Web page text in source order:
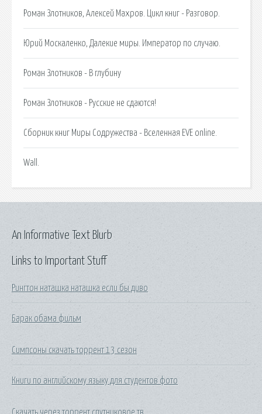
Роман Злотников, Алексей Махров. Цикл книг - Разговор.
Юрий Москаленко, Далекие миры. Император по случаю.
Роман Злотников - В глубину
Роман Злотников - Русские не сдаются!
Сборник книг Миры Содружества - Вселенная EVE online.
Wall.
Links to Important Stuff
Рингтон наташка наташка если бы диво
Барак обама фильм
Симпсоны скачать торрент 13 сезон
Книги по английскому языку для студентов фото
Скачать через торрент спутниковое тв
An Informative Text Blurb